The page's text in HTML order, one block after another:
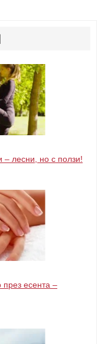
– лесни, но с ползи!
есента –